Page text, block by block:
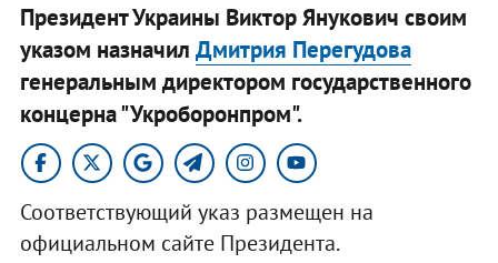
Президент Украины Виктор Янукович своим
указом назначил Дмитрия Перегудова
генеральным директором государственного
концерна "Укроборонпром".
Соответствующий указ размещен на
официальном сайте Президента.